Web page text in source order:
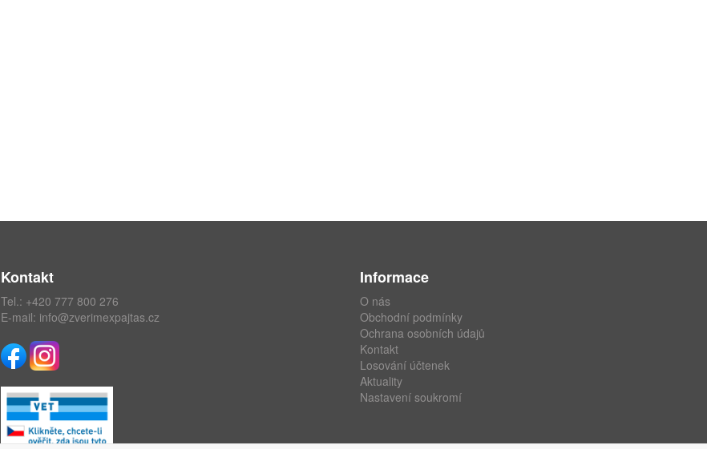
Kontakt
Tel.: +420 777 800 276
E-mail: info@zverimexpajtas.cz
Informace
O nás
Obchodní podmínky
Ochrana osobních údajů
Kontakt
Losování účtenek
Aktuality
Nastavení soukromí